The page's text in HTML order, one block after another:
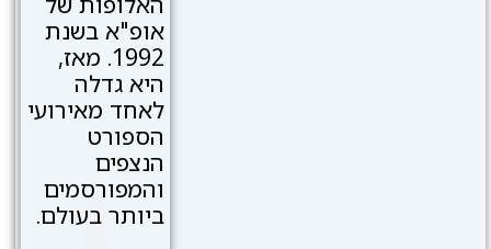
אופ"א בשנת
1992. מאז,
היא גדלה
לאחד מאירועי
הספורט
הנצפים
והמפורסמים
ביותר בעולם.